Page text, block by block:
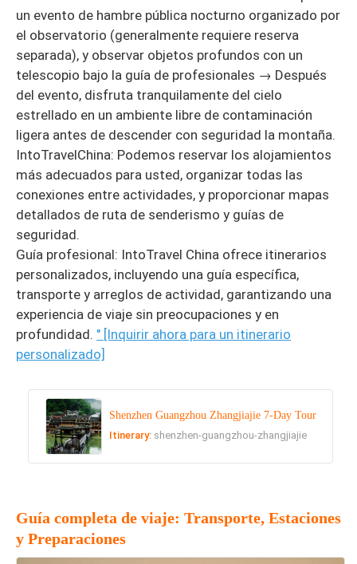
un evento de hambre pública nocturno organizado por
el observatorio (generalmente requiere reserva
separada), y observar objetos profundos con un
telescopio bajo la guía de profesionales → Después
del evento, disfruta tranquilamente del cielo
estrellado en un ambiente libre de contaminación
ligera antes de descender con seguridad la montaña.
IntoTravelChina: Podemos reservar los alojamientos
más adecuados para usted, organizar todas las
conexiones entre actividades, y proporcionar mapas
detallados de ruta de senderismo y guías de
seguridad.
Guía profesional: IntoTravel China ofrece itinerarios
personalizados, incluyendo una guía específica,
transporte y arreglos de actividad, garantizando una
experiencia de viaje sin preocupaciones y en
profundidad. " [Inquirir ahora para un itinerario
personalizado]
Shenzhen Guangzhou Zhangjiajie 7-Day Tour
Itinerary: shenzhen-guangzhou-zhangjiajie
Guía completa de viaje: Transporte, Estaciones
y Preparaciones